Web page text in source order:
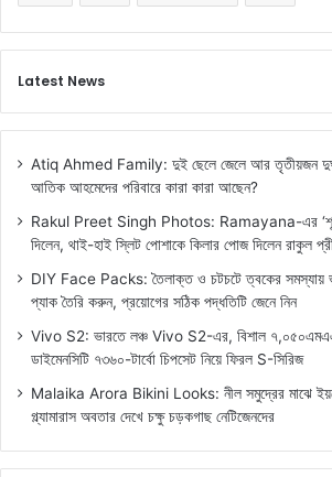
Latest News
Atiq Ahmed Family: দুই ছেলে জেলে আর তৃতীয়জন
আতিক আহমেদের পরিবারে কারা কারা আছেন?
Rakul Preet Singh Photos: Ramayana-এর
দিলেন, থাই-হাই স্লিট পোশাকে কিলার পোজ দিলেন রাকুল
DIY Face Packs: তৈলাক্ত ও চটচটে ত্বকের সমস্যায়
প্যাক তৈরি করুন, প্রয়োগের সঠিক পদ্ধতিটি জেনে নিন
Vivo S2: ভারতে লঞ্চ Vivo S2-এর, বিশাল
ডাইমেনসিটি ৭৩৬০-টার্বো চিপসেট নিয়ে ফিরল S-সিরিজ
Malaika Arora Bikini Looks: নীল সমুদ্রের মাঝে
গ্ল্যামারাস অবতার দেখে চক্ষু চড়কগাছ নেটিজেনদের